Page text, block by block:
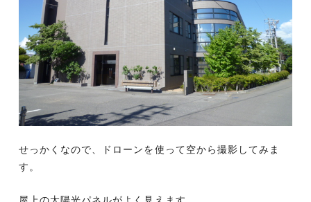
せっかくなので、ドローンを使って空から撮影してみま
す。
屋上の太陽光パネルがよく見えます。